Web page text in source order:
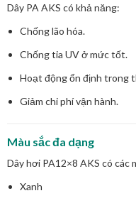
Dây PA AKS có khả năng:
Chống lão hóa.
Chống tia UV ở mức tốt.
Hoạt động ổn định trong
Giảm chi phí vận hành.
Màu sắc đa dạng
Dây hơi PA12×8 AKS có các
Xanh